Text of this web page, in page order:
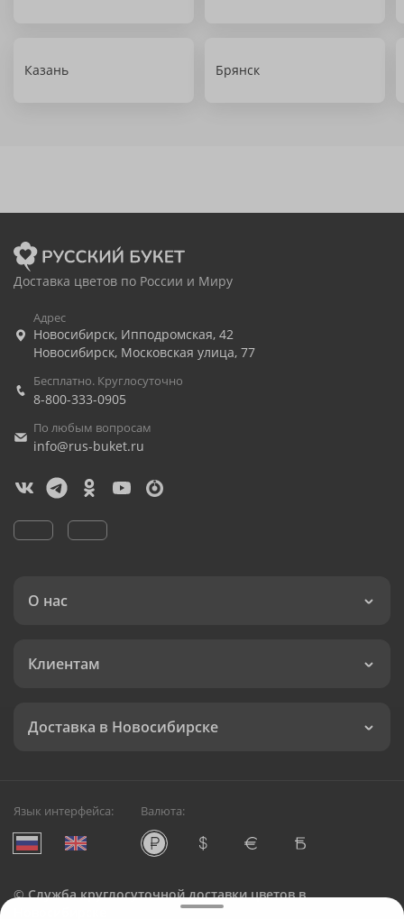
Казань Брянск
Доставка цветов по России и Миру
Адрес
Новосибирск, Ипподромская, 42
Новосибирск, Московская улица, 77
Бесплатно. Круглосуточно
8-800-333-0905
По любым вопросам
info@rus-buket.ru
О нас
Клиентам
Доставка в Новосибирске
Язык интерфейса: Валюта:
©Служба круглосуточной доставки цветов в